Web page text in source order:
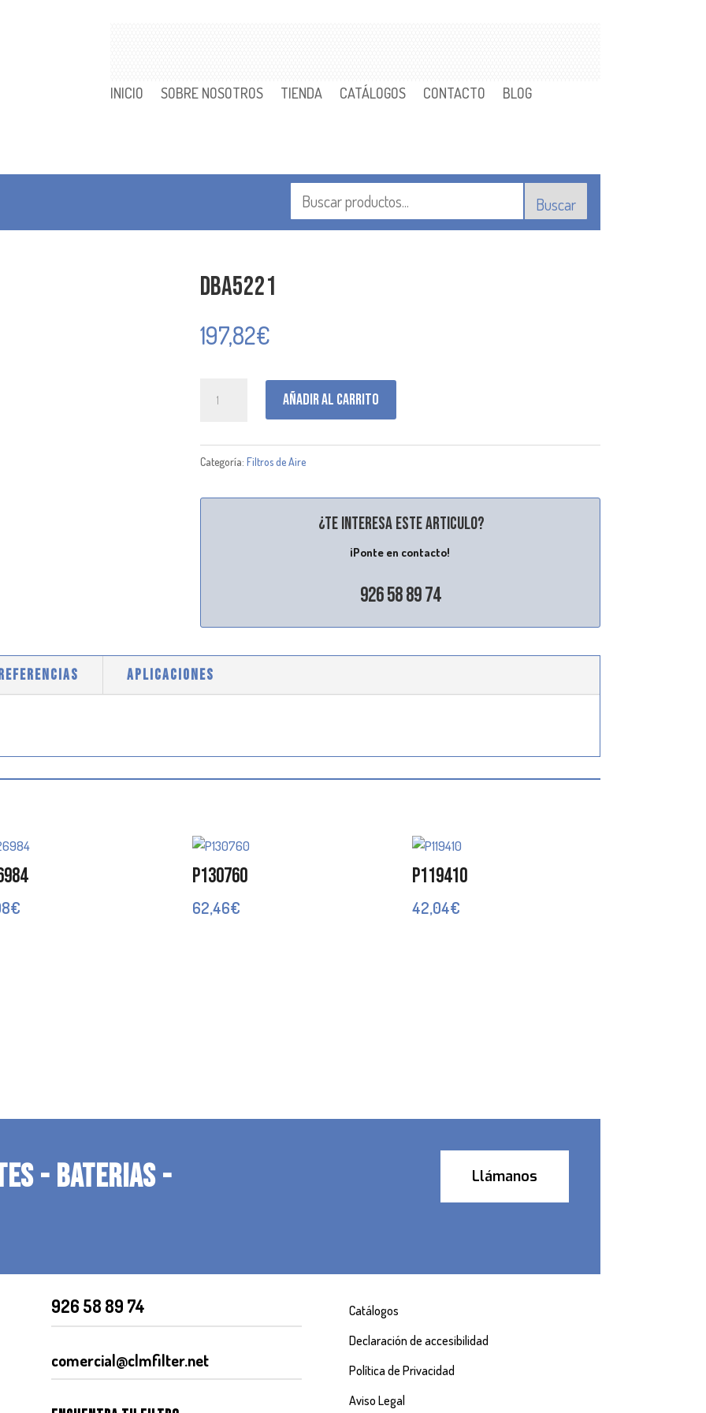
INICIO SOBRE NOSOTROS TIENDA CATÁLOGOS CONTACTO BLOG
Buscar
DBA5221
197,82€
Añadir al carrito
Categoría: Filtros de Aire
¿Te interesa este articulo?
¡Ponte en contacto!
926 58 89 74
APLICACIONES
€
P130760
62,46€
P119410
42,04€
- BATERIAS -
Llámanos
926 58 89 74
comercial@clmfilter.net
Catálogos
Declaración de accesibilidad
Política de Privacidad
Aviso Legal